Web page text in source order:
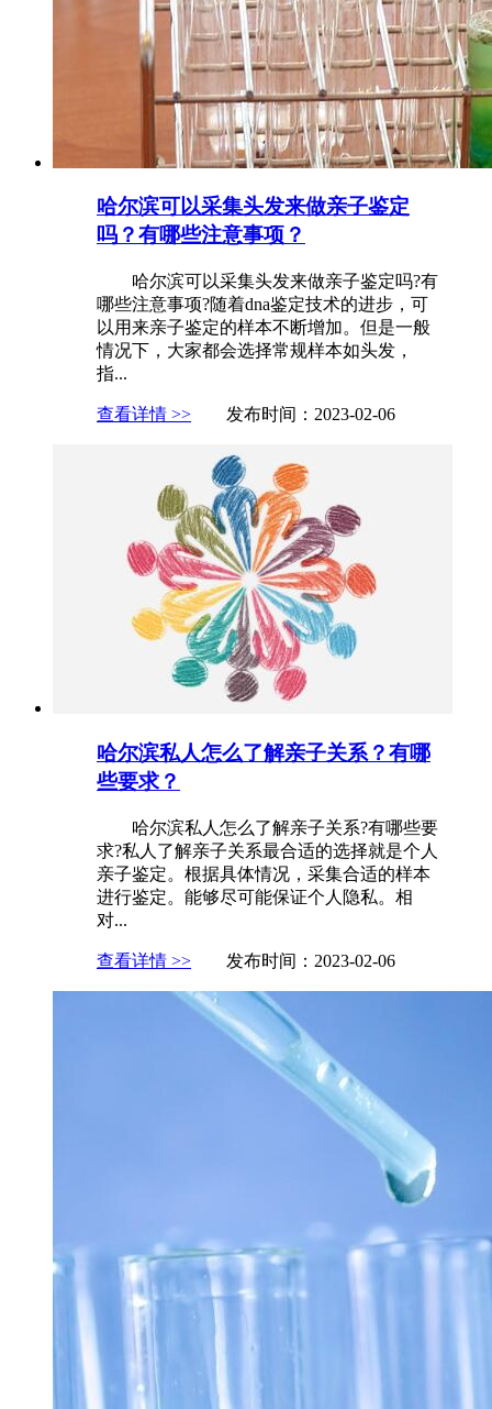
哈尔滨可以采集头发来做亲子鉴定
吗？有哪些注意事项？
哈尔滨可以采集头发来做亲子鉴定吗?有
哪些注意事项?随着dna鉴定技术的进步，可
以用来亲子鉴定的样本不断增加。但是一般
情况下，大家都会选择常规样本如头发，
指...
查看详情 >> 发布时间：2023-02-06
哈尔滨私人怎么了解亲子关系？有哪
些要求？
哈尔滨私人怎么了解亲子关系?有哪些要
求?私人了解亲子关系最合适的选择就是个人
亲子鉴定。根据具体情况，采集合适的样本
进行鉴定。能够尽可能保证个人隐私。相
对...
查看详情 >> 发布时间：2023-02-06